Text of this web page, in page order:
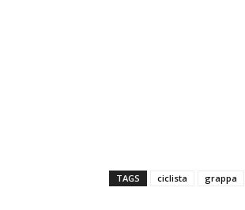
TAGS ciclista grappa